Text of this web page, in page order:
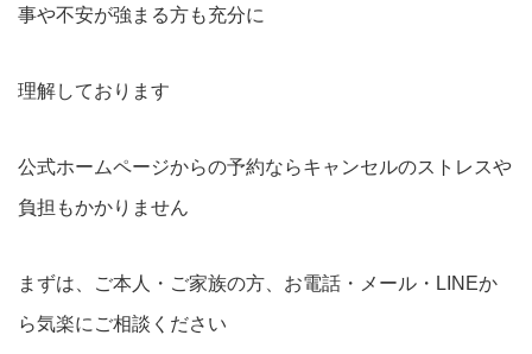
事や不安が強まる方も充分に
理解しております
公式ホームページからの予約ならキャンセルのストレスや
負担もかかりません
まずは、ご本人・ご家族の方、お電話・メール・LINEか
ら気楽にご相談ください